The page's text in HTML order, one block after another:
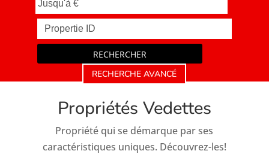
RECHERCHER
RECHERCHE AVANCÉ
Propriétés Vedettes
Propriété qui se démarque par ses
caractéristiques uniques. Découvrez-les!